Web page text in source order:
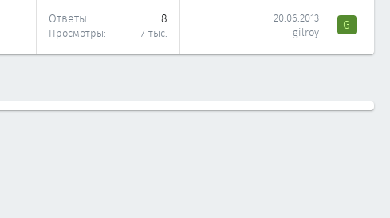
Ответы 8
Просмотры 7 тыс.
20.06.2013
gilroy
G